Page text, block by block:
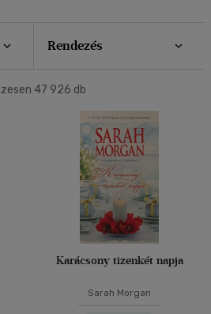
(1 510) Rendezés
Alkalmaz
47 926 db
Karácsony tizenkét napja
Sarah Morgan